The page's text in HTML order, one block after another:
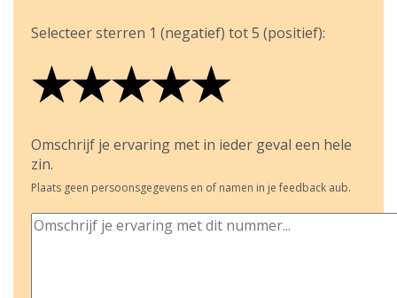
Selecteer sterren 1 (negatief) tot 5 (positief):
★
★★
★★★
★★★★
★★★★★
Omschrijf je ervaring met in ieder geval een hele
zin.
Plaats geen persoonsgegevens en of namen in je feedback aub.